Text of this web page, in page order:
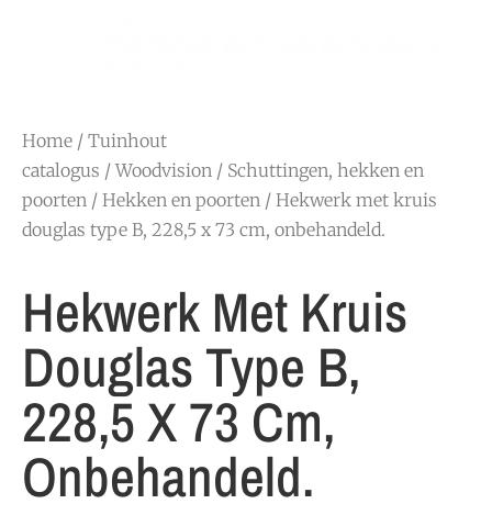
Home / Tuinhout
catalogus /Woodvision / Schuttingen, hekken en
poorten / Hekken en poorten / Hekwerk met kruis
douglas type B, 228,5 x 73 cm, onbehandeld.
Hekwerk Met Kruis
Douglas Type B,
228,5 X 73 Cm,
Onbehandeld.